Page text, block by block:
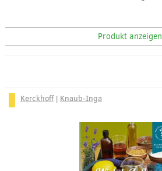
Produkt anzeigen
Kerckhoff| Knaub-Inga